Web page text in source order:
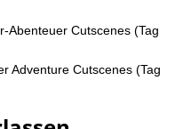
Abenteuer Cutscenes (Tag
Adventure Cutscenes (Tag